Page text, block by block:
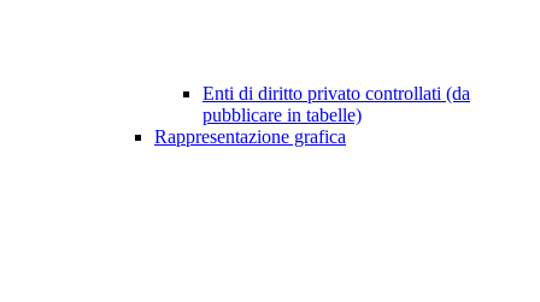
Enti di diritto privato controllati (da
pubblicare in tabelle)
Rappresentazione grafica